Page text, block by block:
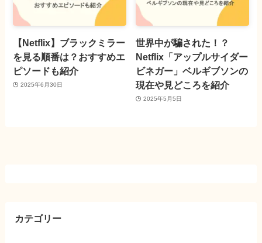
【Netflix】ブラックミラー
を見る順番は？おすすめエ
ピソードも紹介
2025年6月30日
世界中が騙された！？
Netflix「アップルサイダー
ビネガー」ベルギブソンの
現在や見どころを紹介
2025年5月5日
カテゴリー